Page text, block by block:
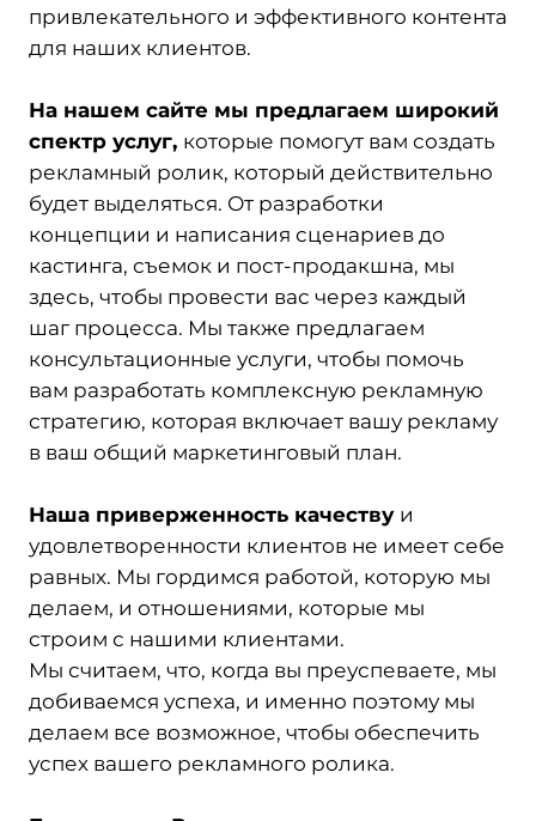
привлекательного и эффективного контента
для наших клиентов.
На нашем сайте мы предлагаем широкий
спектр услуг, которые помогут вам создать
рекламный ролик, который действительно
будет выделяться. От разработки
концепции и написания сценариев до
кастинга, съемок и пост-продакшна, мы
здесь, чтобы провести вас через каждый
шаг процесса. Мы также предлагаем
консультационные услуги, чтобы помочь
вам разработать комплексную рекламную
стратегию, которая включает вашу рекламу
в ваш общий маркетинговый план.
Наша приверженность качеству и
удовлетворенности клиентов не имеет себе
равных. Мы гордимся работой, которую мы
делаем, и отношениями, которые мы
строим с нашими клиентами.
Мы считаем, что, когда вы преуспеваете, мы
добиваемся успеха, и именно поэтому мы
делаем все возможное, чтобы обеспечить
успех вашего рекламного ролика.